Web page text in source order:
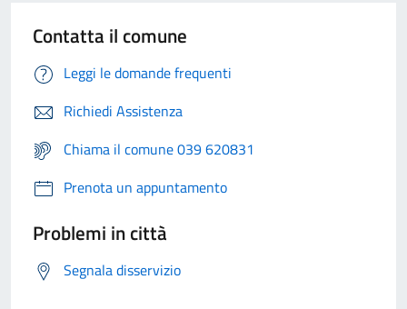
Contatta il comune
Leggi le domande frequenti
Richiedi Assistenza
Chiama il comune 039 620831
Prenota un appuntamento
Problemi in città
Segnala disservizio